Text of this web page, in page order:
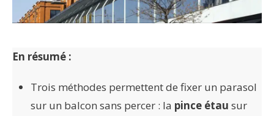
En résumé :
Trois méthodes permettent de fixer un parasol
sur un balcon sans percer : la pince étau sur